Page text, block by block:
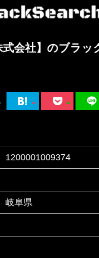
式会社】のブラッ
1200001009374
岐阜県